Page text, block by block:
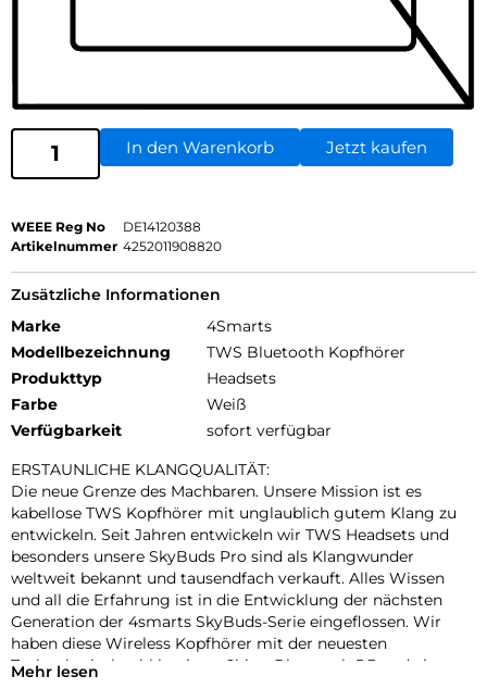
In den Warenkorb Jetzt kaufen
WEEE Reg No
DE14120388
Artikelnummer 4252011908820
Zusätzliche Informationen
Marke
4Smarts
Modellbezeichnung
TWS Bluetooth Kopfhörer
Produkttyp
Headsets
Farbe
Weiß
Verfügbarkeit
sofort verfügbar
ERSTAUNLICHE KLANGQUALITÄT:
Die neue Grenze des Machbaren. Unsere Mission ist es
kabellose TWS Kopfhörer mit unglaublich gutem Klang zu
entwickeln. Seit Jahren entwickeln wir TWS Headsets und
besonders unsere SkyBuds Pro sind als Klangwunder
weltweit bekannt und tausendfach verkauft. Alles Wissen
und all die Erfahrung ist in die Entwicklung der nächsten
Generation der 4smarts SkyBuds-Serie eingeflossen. Wir
haben diese Wireless Kopfhörer mit der neuesten
Technologie, hochklassigen Chips, Bluetooth 5.3 und einer
Mehr lesen